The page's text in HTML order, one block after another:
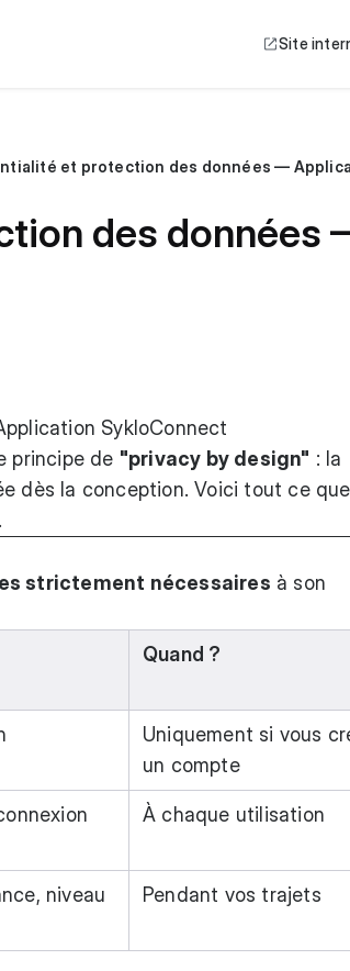
Site
et protection des données —
des données
SykloConnect
principe de "privacy by design" : la
dès la conception. Voici tout ce
strictement nécessaires à son
Quand ?
Uniquement si vous
un compte
À chaque utilisation
niveau
Pendant vos trajets